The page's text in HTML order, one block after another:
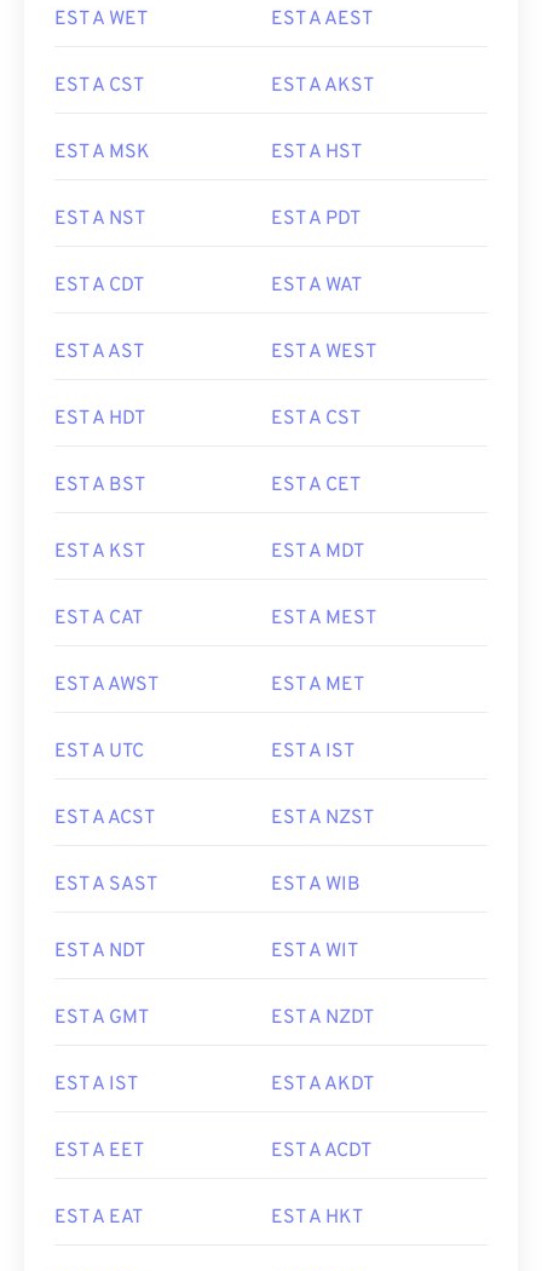
EST A WET EST A AEST
EST A CST EST A AKST
EST A MSK EST A HST
EST A NST EST A PDT
EST A CDT EST A WAT
EST A AST EST A WEST
EST A HDT EST A CST
EST A BST EST A CET
EST A KST EST A MDT
EST A CAT EST A MEST
EST A AWST EST A MET
EST A UTC EST A IST
EST A ACST EST A NZST
EST A SAST EST A WIB
EST A NDT EST A WIT
EST A GMT EST A NZDT
EST A IST EST A AKDT
EST A EET EST A ACDT
EST A EAT EST A HKT